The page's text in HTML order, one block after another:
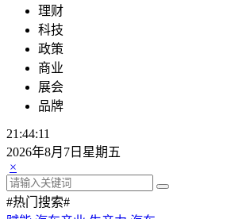
理财
科技
政策
商业
展会
品牌
21:44:12
2026年8月7日星期五
×
#热门搜索#